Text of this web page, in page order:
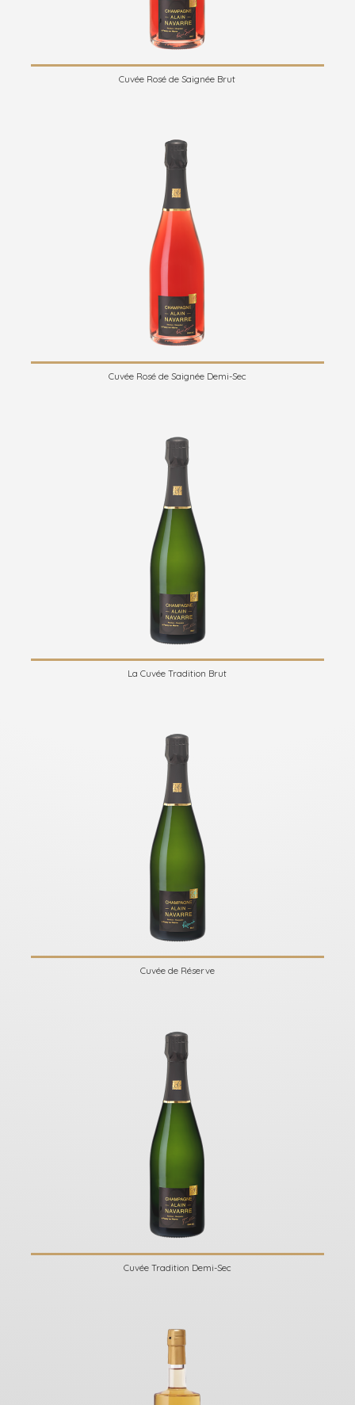
Cuvée Rosé de Saignée Brut
Cuvée Rosé de Saignée Demi-Sec
La Cuvée Tradition Brut
Cuvée de Réserve
Cuvée Tradition Demi-Sec